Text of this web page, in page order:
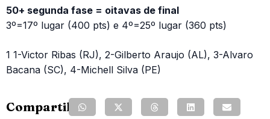
50+ segunda fase = oitavas de final
3º=17º lugar (400 pts) e 4º=25º lugar (360 pts)
1 1-Victor Ribas (RJ), 2-Gilberto Araujo (AL), 3-Alvaro
Bacana (SC), 4-Michell Silva (PE)
Compartilhe: